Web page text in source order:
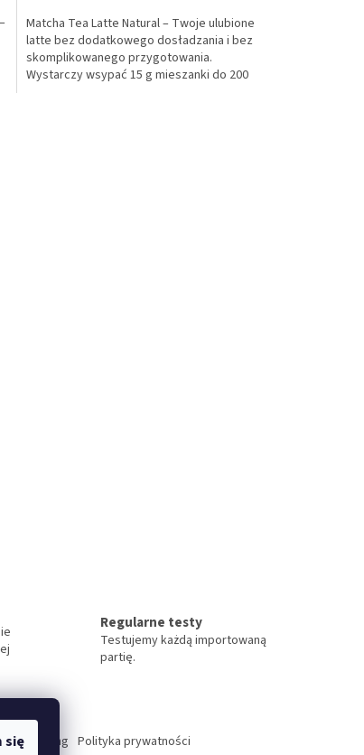
się
Matcha Tea Latte Natural – Twoje ulubione
latte bez dodatkowego dosładzania i bez
skomplikowanego przygotowania.
Wystarczy wsypać 15 g mieszanki do 200
Regularne testy
Testujemy każdą importowaną
partię.
Polityka prywatności